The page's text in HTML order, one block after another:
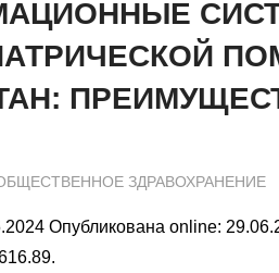
ЗДРАВОХРАНЕНИЕ
Опубликована online: